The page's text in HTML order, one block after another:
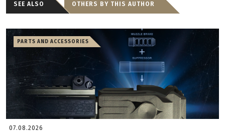
SEE ALSO OTHERS BY THIS AUTHOR
PARTS AND ACCESSORIES
07.08.2026